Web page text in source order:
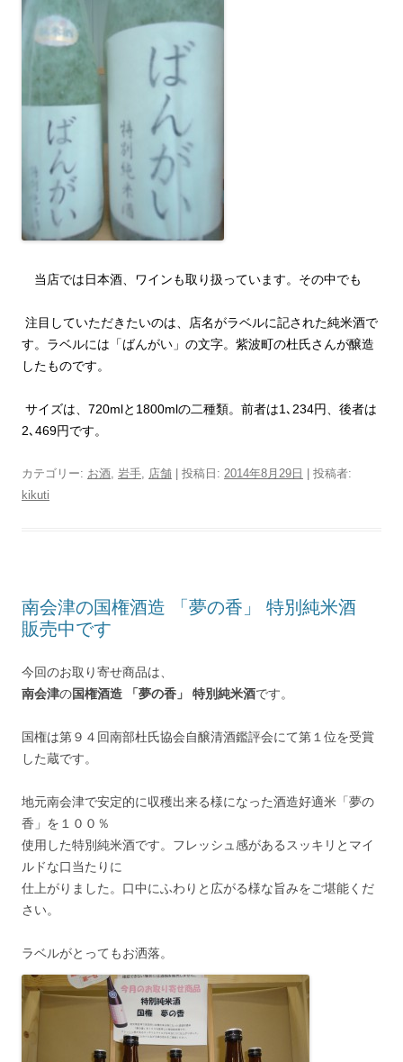
当店では日本酒、ワインも取り扱っています。その中でも
注目していただきたいのは、店名がラベルに記された純米酒で
す。ラベルには「ばんがい」の文字。紫波町の杜氏さんが醸造
したものです。
サイズは、 720mlと 1800mlの二種類。前者は1､ 234円、後者は
2､ 469円です。
カテゴリー: お酒, 岩手, 店舗 | 投稿日: 2014年8月29日
投稿者:
kikuti
南会津の国権酒造 「夢の香」 特別純米酒
販売中です
今回のお取り寄せ商品は、
南会津の国権酒造 「夢の香」 特別純米酒です。
国権は第９４回南部杜氏協会自醸清酒鑑評会にて第１位を受賞
した蔵です。
地元南会津で安定的に収穫出来る様になった酒造好適米「夢の
香」を１００％
使用した特別純米酒です。フレッシュ感があるスッキリとマイ
ルドな口当たりに
仕上がりました。口中にふわりと広がる様な旨みをご堪能くだ
さい。
ラベルがとってもお洒落。